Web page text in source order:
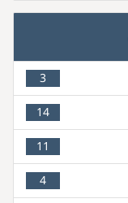
3
14
11
4